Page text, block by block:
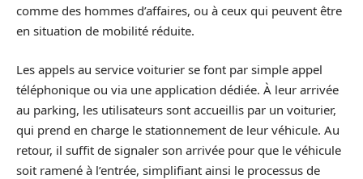
comme des hommes d’affaires, ou à ceux qui peuvent être
en situation de mobilité réduite.
Les appels au service voiturier se font par simple appel
téléphonique ou via une application dédiée. À leur arrivée
au parking, les utilisateurs sont accueillis par un voiturier,
qui prend en charge le stationnement de leur véhicule. Au
retour, il suffit de signaler son arrivée pour que le véhicule
soit ramené à l’entrée, simplifiant ainsi le processus de